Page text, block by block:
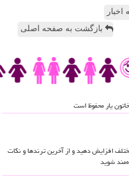
بازگشت به صفحه اصلی
افزایش دهید و از آخرین ترندها و نکات
شوید